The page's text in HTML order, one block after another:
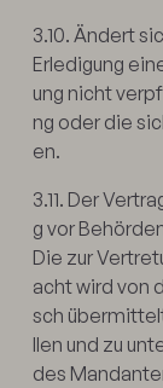
3.10. Ändert
Erledigung
ung nicht
ng oder die
en.
3.11. Der
g vor
Die zur
acht wird von
sch
llen und zu
des